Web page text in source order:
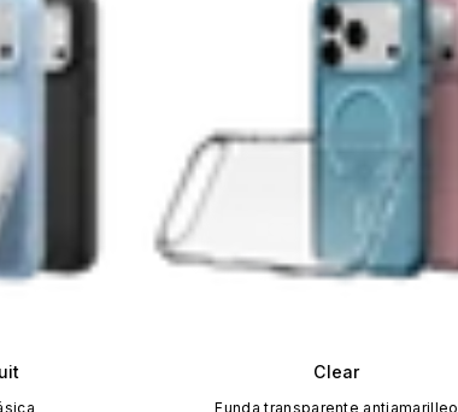
Clear
Funda transparente antiamarilleo